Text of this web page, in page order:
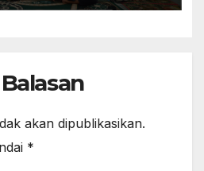
akan dipublikasikan.
*